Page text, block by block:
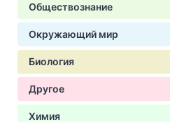
Обществознание
Окружающий мир
Биология
Другое
Химия